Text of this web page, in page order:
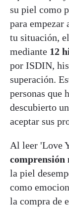
su piel como
para empezar
tu situación,
mediante 12
por ISDIN,
superación.
personas que
descubierto
aceptar sus
Al leer 'Love
comprensión
la piel
como
la compra de